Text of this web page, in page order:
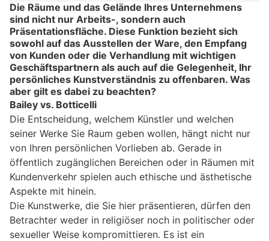
Die Räume und das Gelände Ihres Unternehmens
sind nicht nur Arbeits-, sondern auch
Präsentationsfläche. Diese Funktion bezieht sich
sowohl auf das Ausstellen der Ware, den Empfang
von Kunden oder die Verhandlung mit wichtigen
Geschäftspartnern als auch auf die Gelegenheit, Ihr
persönliches Kunstverständnis zu offenbaren. Was
aber gilt es dabei zu beachten?
Bailey vs. Botticelli
Die Entscheidung, welchem Künstler und welchen
seiner Werke Sie Raum geben wollen, hängt nicht nur
von Ihren persönlichen Vorlieben ab. Gerade in
öffentlich zugänglichen Bereichen oder in Räumen mit
Kundenverkehr spielen auch ethische und ästhetische
Aspekte mit hinein.
Die Kunstwerke, die Sie hier präsentieren, dürfen den
Betrachter weder in religiöser noch in politischer oder
sexueller Weise kompromittieren. Es ist ein